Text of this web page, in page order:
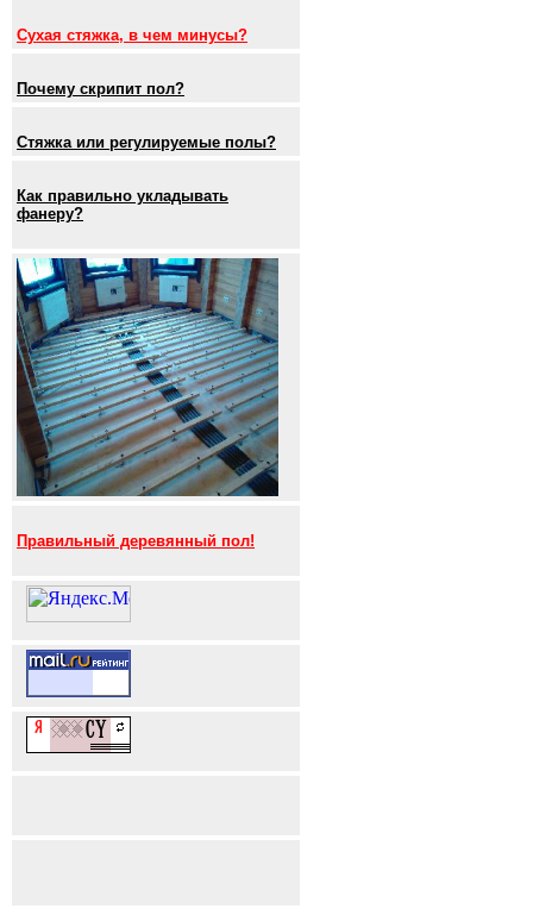
Сухая стяжка, в чем минусы?
Почему скрипит пол?
Стяжка или регулируемые полы?
Как правильно укладывать
фанеру?
Правильный деревянный пол!